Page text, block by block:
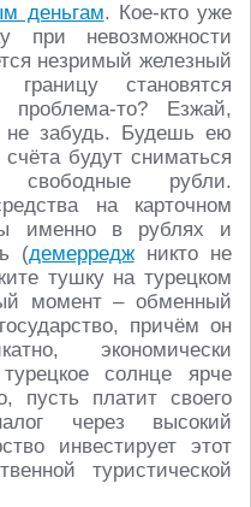
деньгам. Кое-кто уже
при невозможности
незримый железный
становятся
то? Езжай,
не забудь. Будешь ею
будут сниматься
рубли.
на карточном
именно в рублях и
(демерреджникто не
тушку на турецком
момент – обменный
причём он
экономически
солнце ярче
пусть платит своего
через высокий
инвестирует этот
туристической